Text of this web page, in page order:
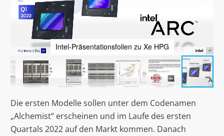
Intel-Präsentationsfolien zu Xe HPG
Die ersten Modelle sollen unter dem Codenamen
„Alchemist“ erscheinen und im Laufe des ersten
Quartals 2022 auf den Markt kommen. Danach